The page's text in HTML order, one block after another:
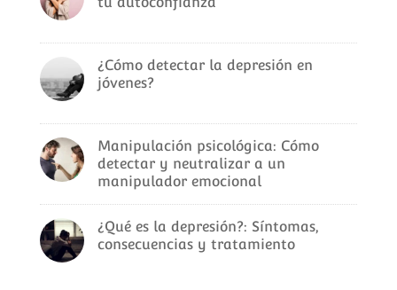
¿Cómo detectar la depresión en
jóvenes?
Manipulación psicológica: Cómo
detectar y neutralizar a un
manipulador emocional
¿Qué es la depresión?: Síntomas,
consecuencias y tratamiento